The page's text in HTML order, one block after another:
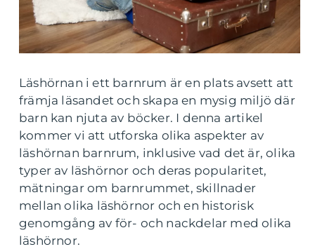
Läshörnan i ett barnrum är en plats avsett att
främja läsandet och skapa en mysig miljö där
barn kan njuta av böcker. I denna artikel
kommer vi att utforska olika aspekter av
läshörnan barnrum, inklusive vad det är, olika
typer av läshörnor och deras popularitet,
mätningar om barnrummet, skillnader
mellan olika läshörnor och en historisk
genomgång av för- och nackdelar med olika
läshörnor.